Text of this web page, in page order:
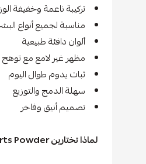
تركيبة ناعمة وخفيفة
مناسبة لجميع أنواع
ألوان دافئة طبيعية
مظهر غير لامع مع
ثبات يدوم طوال اليوم
سهلة الدمج والتوزيع
تصميم أنيق وفاخر
لماذا تختارين Blush Hearts Powder؟